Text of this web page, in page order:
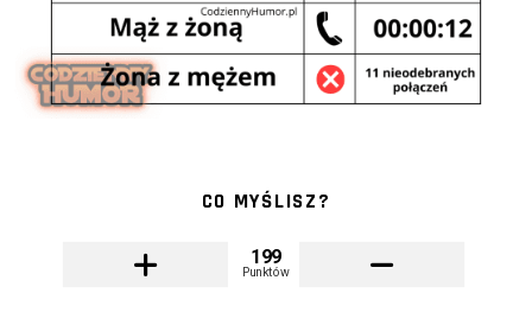
CO MYŚLISZ?
199
Punktów